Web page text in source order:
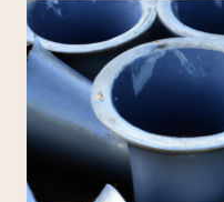
的
光
芒
超
强
耐